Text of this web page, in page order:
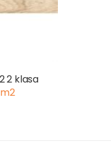
2 klasa